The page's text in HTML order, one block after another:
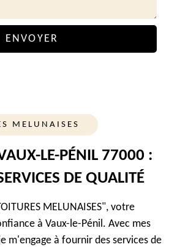
MELUNAISES
LE-PÉNIL 77000 :
DE QUALITÉ
MELUNAISES", votre
à Vaux-le-Pénil. Avec mes
m'engage à fournir des services de